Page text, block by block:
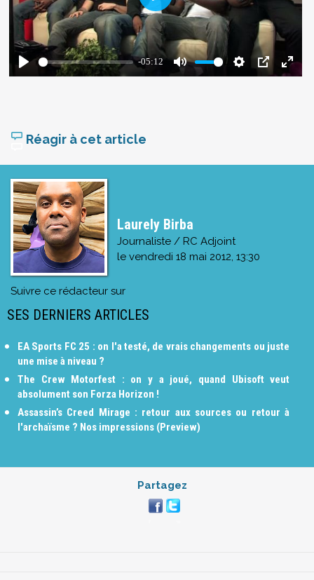
Réagir à cet article
Laurely Birba
Journaliste / RC Adjoint
le vendredi 18 mai 2012, 13:30
Suivre ce rédacteur sur
SES DERNIERS ARTICLES
EA Sports FC 25 : on l'a testé, de vrais changements ou juste
une mise à niveau ?
The Crew Motorfest : on y a joué, quand Ubisoft veut
absolument son Forza Horizon !
Assassin’s Creed Mirage : retour aux sources ou retour à
l'archaïsme ? Nos impressions (Preview)
Partagez